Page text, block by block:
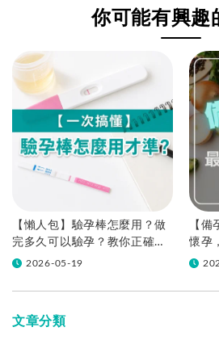
你可能有興趣
【懶人包】驗孕棒怎麼用？做
完多久可以驗孕？教你正確判
讀&注意事項！
2026-05-19
【
懷孕
速了
文章分類